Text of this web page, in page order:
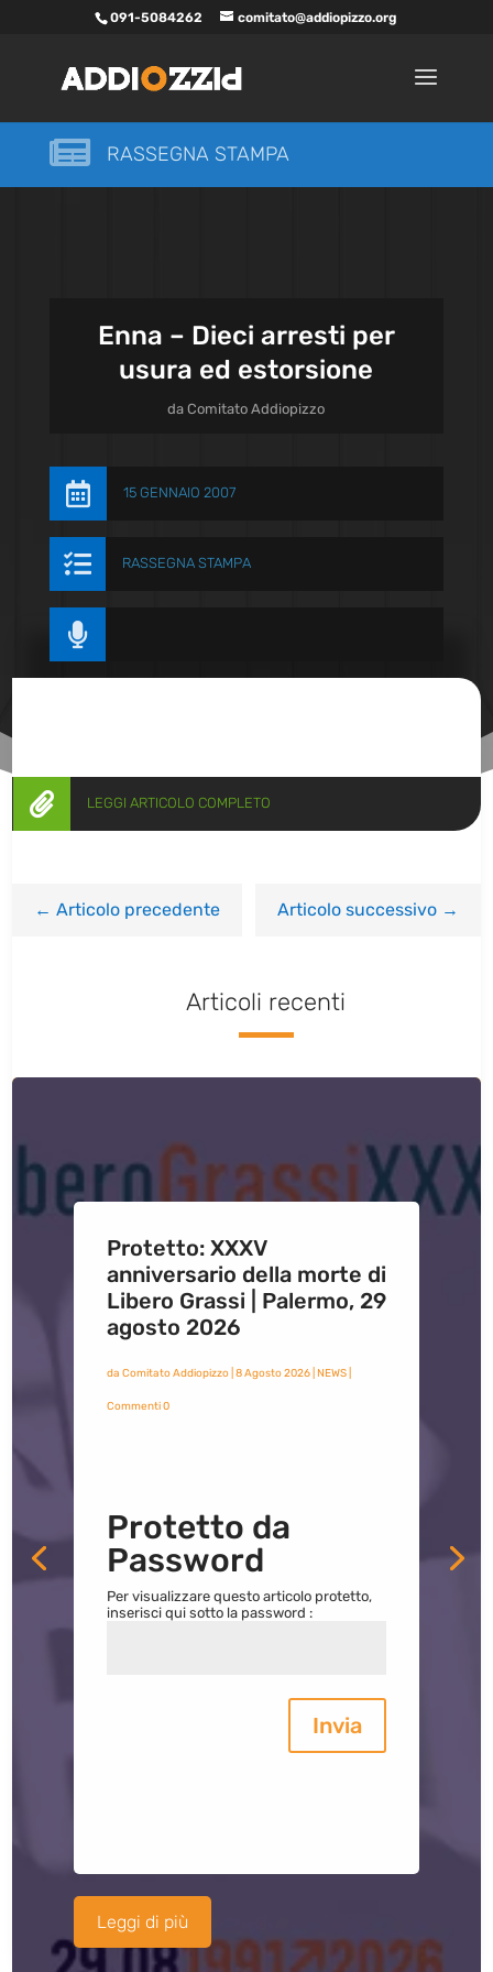
091-5084262 comitato@addiopizzo.org
 RASSEGNA STAMPA
Enna – Dieci arresti per
usura ed estorsione
daComitato Addiopizzo
 15 GENNAIO 2007
 RASSEGNA STAMPA

 LEGGI ARTICOLO COMPLETO
←Articolo precedente Articolo successivo→
Articoli recenti
Protetto: XXXV
anniversario della morte di
Libero Grassi | Palermo, 29
agosto 2026
da Comitato Addiopizzo| 8 Agosto 2026| NEWS|
Commenti 0
Protetto da
Password
Per visualizzare questo articolo protetto,
inserisci qui sotto la password :
Invia
Leggi di più